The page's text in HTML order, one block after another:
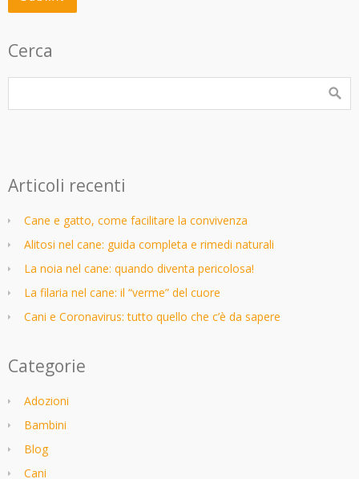
Cerca
Articoli recenti
Cane e gatto, come facilitare la convivenza
Alitosi nel cane: guida completa e rimedi naturali
La noia nel cane: quando diventa pericolosa!
La filaria nel cane: il “verme” del cuore
Cani e Coronavirus: tutto quello che c’è da sapere
Categorie
Adozioni
Bambini
Blog
Cani